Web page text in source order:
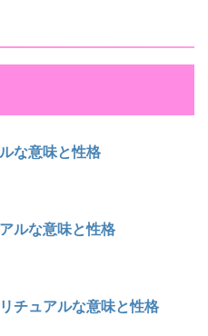
な意味と性格
ルな意味と性格
チュアルな意味と性格